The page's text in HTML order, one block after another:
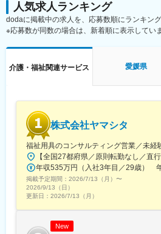
・裁量権が大きいため、自ら課題を
し、改善し続ける経験を得ることが
・成長フェーズのため、様々なチャ
や経験、実績とともに様々な挑戦が
■当社について：
祉事業を展開し、障がいのある方
／佐賀／大分／熊本／鹿児島） 、
首都圏（東京）・関西圏
（滋賀）にも拠点を有し、海外も含
韓国）、24都市、計37カ所の拠点が
す。
IT事業では、インターネットサー
ム）の企画や運営、PC・スマート
各種アウトソーシングの受託業務。
ます。
人気求人ランキング
dodaに掲載中の求人を、応募数順にランキン
※応募数が同数の場合は、新着順に表示していま
介護・福祉関連サービス 愛媛県
株式会社ヤマシタ
福祉用具のコンサルティング営業／未経
掲載予定期間： 2026/7/13（月） 〜
2026/9/13（日）
更新日： 2026/7/13（月）
New